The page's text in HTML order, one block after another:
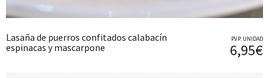
Lasaña de puerros confitados calabacín
espinacas y mascarpone
P.V.P. UNIDAD
6,95€